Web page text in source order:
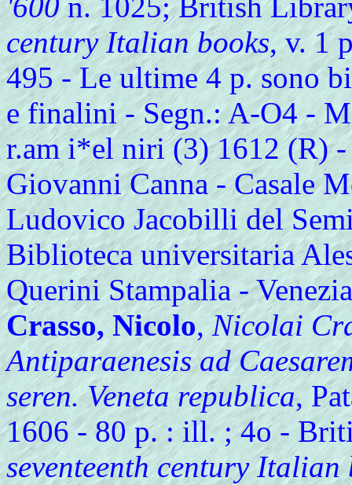
century Italian books, v. 1
495 - Le ultime 4 p. sono
e finalini - Segn.: A-O4 -
r.am i*el niri (3) 1612 (R)
Giovanni Canna - Casale
Ludovico Jacobilli del
Biblioteca universitaria
Querini Stampalia - Venezia
Crasso, Nicolo,Nicolai
Antiparaenesis ad
seren. Veneta republica,
1606 - 80 p. : ill. ; 4o -
seventeenth century Italian